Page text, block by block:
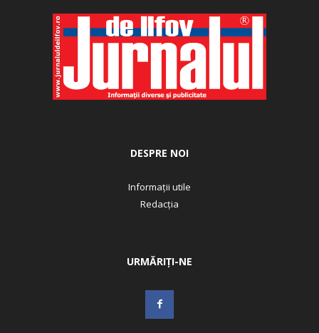
DESPRE NOI
Informații utile
Redacția
URMĂRIȚI-NE